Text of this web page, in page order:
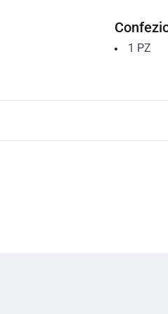
1 PZ